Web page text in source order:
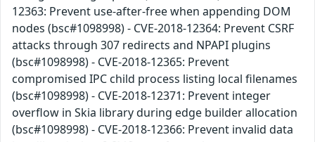
12363: Prevent use-after-free when appending DOM
nodes (bsc#1098998) - CVE-2018-12364: Prevent CSRF
attacks through 307 redirects and NPAPI plugins
(bsc#1098998) - CVE-2018-12365: Prevent
compromised IPC child process listing local filenames
(bsc#1098998) - CVE-2018-12371: Prevent integer
overflow in Skia library during edge builder allocation
(bsc#1098998) - CVE-2018-12366: Prevent invalid data